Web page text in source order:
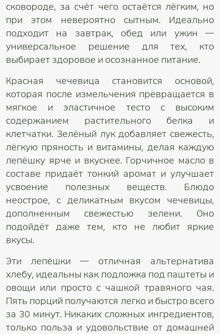
сковороде, за счёт чего остаётся лёгким, но
при этом невероятно сытным. Идеально
подходит на завтрак, обед или ужин —
универсальное решение для тех, кто
выбирает здоровое и осознанное питание.
Красная чечевица становится основой,
которая после измельчения превращается в
мягкое и эластичное тесто с высоким
содержанием растительного белка и
клетчатки. Зелёный лук добавляет свежесть,
лёгкую пряность и витамины, делая каждую
лепёшку ярче и вкуснее. Горчичное масло в
составе придаёт тонкий аромат и улучшает
усвоение полезных веществ. Блюдо
неострое, с деликатным вкусом чечевицы,
дополненным свежестью зелени. Оно
подойдёт даже тем, кто не любит яркие
вкусы.
Эти лепёшки — отличная альтернатива
хлебу, идеальны как подложка под паштеты и
овощи или просто с чашкой травяного чая.
Пять порций получаются легко и быстро всего
за 30 минут. Никаких сложных ингредиентов,
только польза и удовольствие от домашней